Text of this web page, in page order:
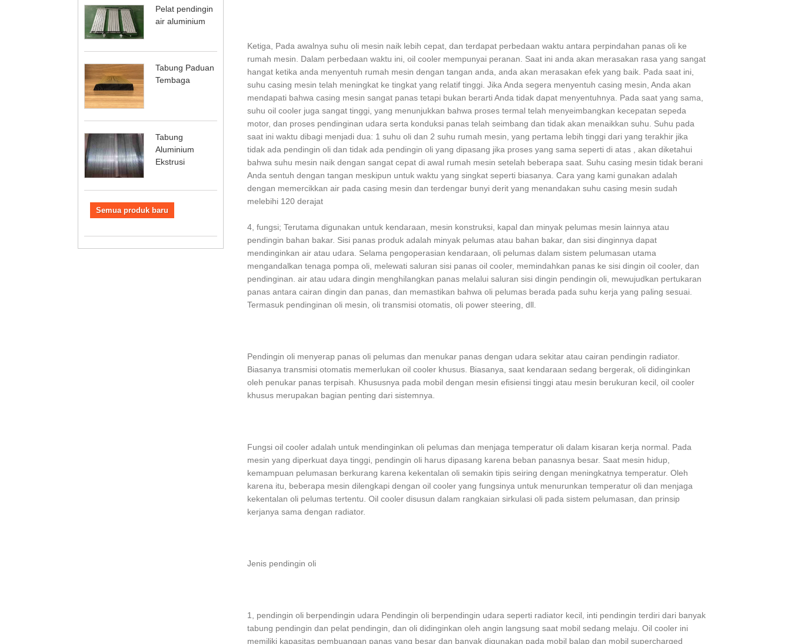
Pelat pendingin
air aluminium
Tabung Paduan
Tembaga
Tabung
Aluminium
Ekstrusi
Semua produk baru
Ketiga, Pada awalnya suhu oli mesin naik lebih cepat, dan terdapat perbedaan waktu antara perpindahan panas oli ke
rumah mesin. Dalam perbedaan waktu ini, oil cooler mempunyai peranan. Saat ini anda akan merasakan rasa yang sangat
hangat ketika anda menyentuh rumah mesin dengan tangan anda, anda akan merasakan efek yang baik. Pada saat ini,
suhu casing mesin telah meningkat ke tingkat yang relatif tinggi. Jika Anda segera menyentuh casing mesin, Anda akan
mendapati bahwa casing mesin sangat panas tetapi bukan berarti Anda tidak dapat menyentuhnya. Pada saat yang sama,
suhu oil cooler juga sangat tinggi, yang menunjukkan bahwa proses termal telah menyeimbangkan kecepatan sepeda
motor, dan proses pendinginan udara serta konduksi panas telah seimbang dan tidak akan menaikkan suhu. Suhu pada
saat ini waktu dibagi menjadi dua: 1 suhu oli dan 2 suhu rumah mesin, yang pertama lebih tinggi dari yang terakhir jika
tidak ada pendingin oli dan tidak ada pendingin oli yang dipasang jika proses yang sama seperti di atas , akan diketahui
bahwa suhu mesin naik dengan sangat cepat di awal rumah mesin setelah beberapa saat. Suhu casing mesin tidak berani
Anda sentuh dengan tangan meskipun untuk waktu yang singkat seperti biasanya. Cara yang kami gunakan adalah
dengan memercikkan air pada casing mesin dan terdengar bunyi derit yang menandakan suhu casing mesin sudah
melebihi 120 derajat
4, fungsi; Terutama digunakan untuk kendaraan, mesin konstruksi, kapal dan minyak pelumas mesin lainnya atau
pendingin bahan bakar. Sisi panas produk adalah minyak pelumas atau bahan bakar, dan sisi dinginnya dapat
mendinginkan air atau udara. Selama pengoperasian kendaraan, oli pelumas dalam sistem pelumasan utama
mengandalkan tenaga pompa oli, melewati saluran sisi panas oil cooler, memindahkan panas ke sisi dingin oil cooler, dan
pendinginan. air atau udara dingin menghilangkan panas melalui saluran sisi dingin pendingin oli, mewujudkan pertukaran
panas antara cairan dingin dan panas, dan memastikan bahwa oli pelumas berada pada suhu kerja yang paling sesuai.
Termasuk pendinginan oli mesin, oli transmisi otomatis, oli power steering, dll.
Pendingin oli menyerap panas oli pelumas dan menukar panas dengan udara sekitar atau cairan pendingin radiator.
Biasanya transmisi otomatis memerlukan oil cooler khusus. Biasanya, saat kendaraan sedang bergerak, oli didinginkan
oleh penukar panas terpisah. Khususnya pada mobil dengan mesin efisiensi tinggi atau mesin berukuran kecil, oil cooler
khusus merupakan bagian penting dari sistemnya.
Fungsi oil cooler adalah untuk mendinginkan oli pelumas dan menjaga temperatur oli dalam kisaran kerja normal. Pada
mesin yang diperkuat daya tinggi, pendingin oli harus dipasang karena beban panasnya besar. Saat mesin hidup,
kemampuan pelumasan berkurang karena kekentalan oli semakin tipis seiring dengan meningkatnya temperatur. Oleh
karena itu, beberapa mesin dilengkapi dengan oil cooler yang fungsinya untuk menurunkan temperatur oli dan menjaga
kekentalan oli pelumas tertentu. Oil cooler disusun dalam rangkaian sirkulasi oli pada sistem pelumasan, dan prinsip
kerjanya sama dengan radiator.
Jenis pendingin oli
1, pendingin oli berpendingin udara Pendingin oli berpendingin udara seperti radiator kecil, inti pendingin terdiri dari banyak
tabung pendingin dan pelat pendingin, dan oli didinginkan oleh angin langsung saat mobil sedang melaju. Oil cooler ini
memiliki kapasitas pembuangan panas yang besar dan banyak digunakan pada mobil balap dan mobil supercharged